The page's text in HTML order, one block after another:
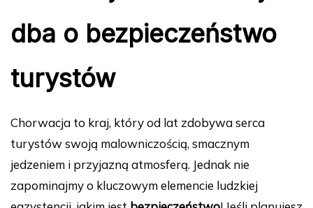
dba o bezpieczeństwo
turystów
Chorwacja to kraj, który od lat zdobywa serca
turystów swoją malowniczością, smacznym
jedzeniem i przyjazną atmosferą. Jednak nie
zapominajmy o kluczowym elemencie ludzkiej